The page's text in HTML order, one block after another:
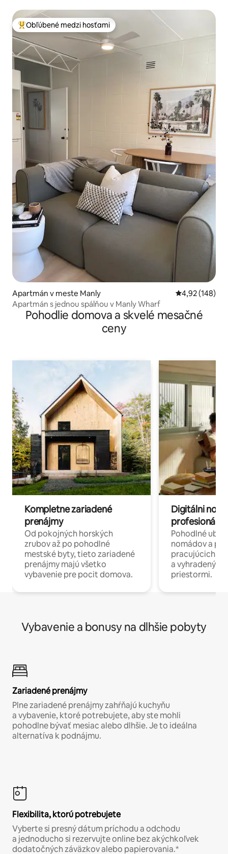
Najobľúbenejšie medzi hosťami
Obľúbené medzi hosťami
Apartmán v meste Manly Priemerné
4,92 (148)
Apartmán s jednou spálňou v Manly Wharf
Pohodlie domova a skvelé mesačné
ceny
Kompletne zariadené
prenájmy
Od pokojných horských
zrubov až po pohodlné
mestské byty, tieto zariadené
prenájmy majú všetko
vybavenie pre pocit domova.
Digitálni
profesionáli
Pohodlné
nomádov a
pracujúcich
a
priestormi.
Vybavenie a bonusy na dlhšie pobyty
Zariadené prenájmy
Plne zariadené prenájmy zahŕňajú kuchyňu
a vybavenie, ktoré potrebujete, aby ste mohli
pohodlne bývať mesiac alebo dlhšie. Je to ideálna
alternatíva k podnájmu.
Flexibilita, ktorú potrebujete
Vyberte si presný dátum príchodu a odchodu
a jednoducho si rezervujte online bez akýchkoľvek
dodatočných záväzkov alebo papierovania.*